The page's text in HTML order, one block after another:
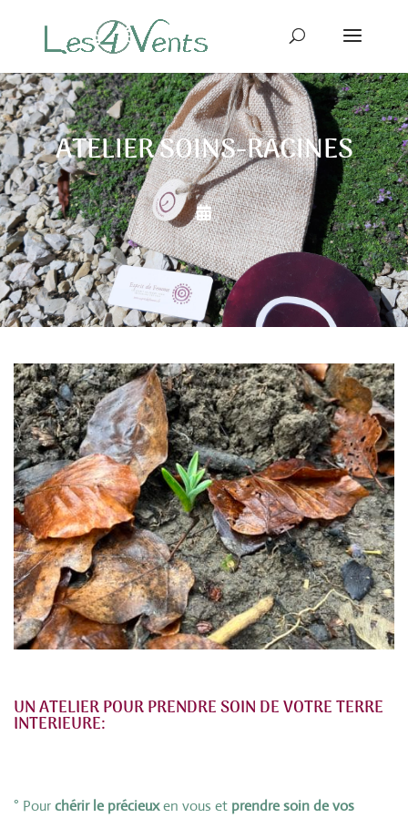
ATELIER SOINS-RACINES
UN ATELIER POUR PRENDRE SOIN DE VOTRE TERRE
INTERIEURE:
° Pourchérir le précieuxen vous et prendre soin de vos